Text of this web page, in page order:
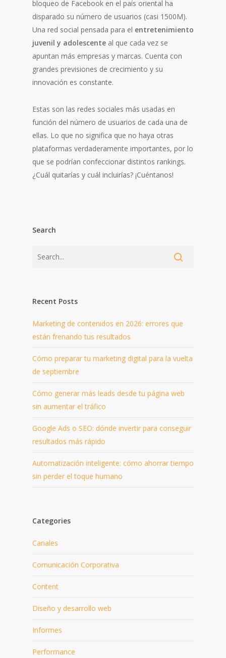
bloqueo de Facebook en el país oriental ha
disparado su número de usuarios (casi 1500M).
Una red social pensada para el entretenimiento
juvenil y adolescente al que cada vez se
apuntan más empresas y marcas. Cuenta con
grandes previsiones de crecimiento y su
innovación es constante.
Estas son las redes sociales más usadas en
función del número de usuarios de cada una de
ellas. Lo que no significa que no haya otras
plataformas verdaderamente importantes, por lo
que se podrían confeccionar distintos rankings.
¿Cuál quitarías y cuál incluirías? ¡Cuéntanos!
Search
Recent Posts
Marketing de contenidos en 2026: errores que
están frenando tus resultados
Cómo preparar tu marketing digital para la vuelta
de septiembre
Cómo generar más leads desde tu página web
sin aumentar el tráfico
Google Ads o SEO: dónde invertir para conseguir
resultados más rápido
Automatización inteligente: cómo ahorrar tiempo
sin perder el toque humano
Categories
Canales
Comunicación Corporativa
Content
Diseño y desarrollo web
Informes
Performance